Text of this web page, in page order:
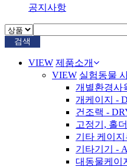
공지사항
검색
VIEW 제품소개
VIEW 실험동물
개별환경사
개케이지 -
건조랙 -
고정기, 홀
기타 케이지
기타기기 -
대동물케이